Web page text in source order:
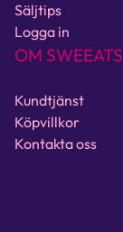
Säljtips
Logga in
OM SWEEATS
Kundtjänst
Köpvillkor
Kontakta oss